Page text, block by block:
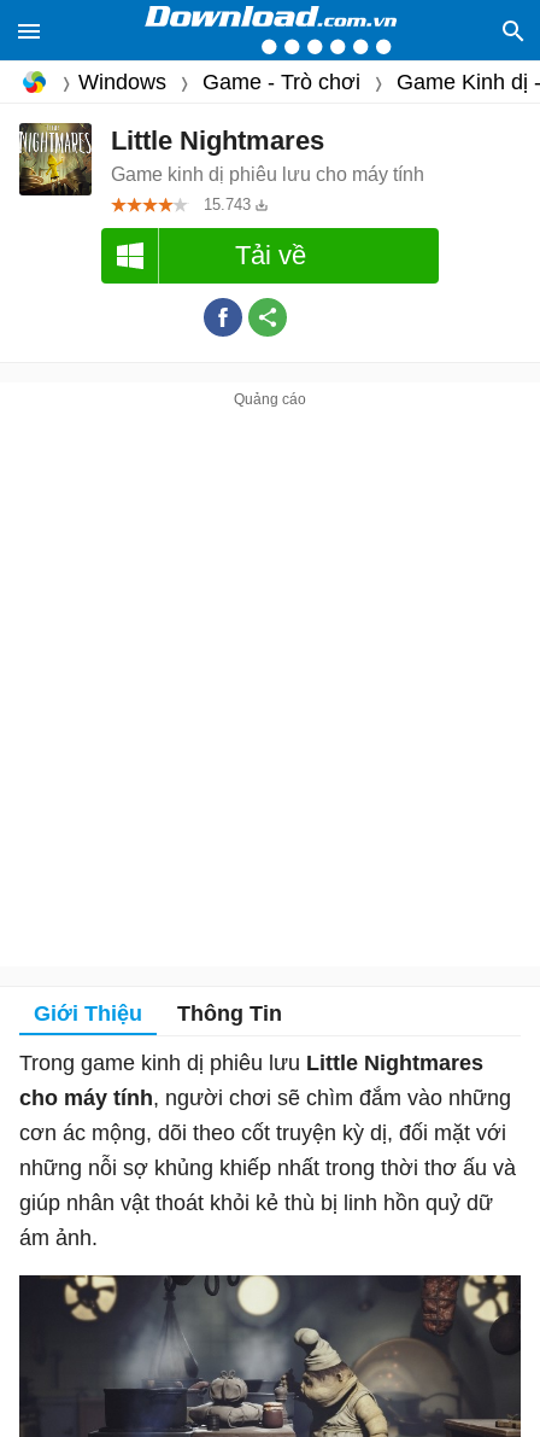
Windows Game - Trò chơi Game Kinh dị
Little Nightmares
Game kinh dị phiêu lưu cho máy tính
15.743
Tải về
Giới Thiệu Thông Tin
Trong game kinh dị phiêu lưu Little Nightmares
cho máy tính, người chơi sẽ chìm đắm vào những
cơn ác mộng, dõi theo cốt truyện kỳ dị, đối mặt với
những nỗi sợ khủng khiếp nhất trong thời thơ ấu và
giúp nhân vật thoát khỏi kẻ thù bị linh hồn quỷ dữ
ám ảnh.